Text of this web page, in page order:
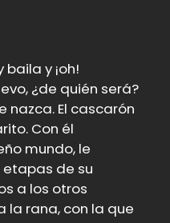
baila y ¡oh!
¿de quién será?
nazca. El cascarón
Con él
mundo, le
de su
a los otros
la rana, con la que